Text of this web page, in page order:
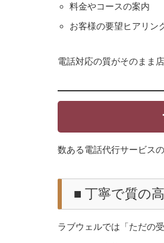
料金やコースの案内
お客様の要望ヒアリン
電話対応の質がそのまま
数ある電話代行サービス
■ 丁寧で質の
ラブウェルでは「ただの